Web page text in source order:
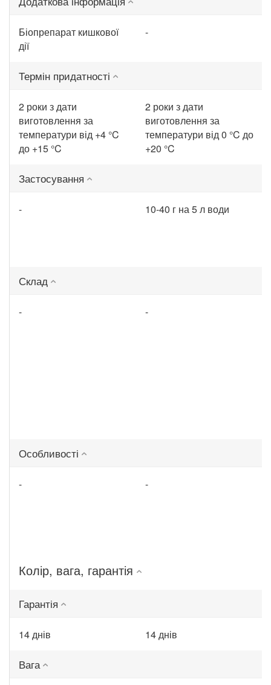
Біопрепарат кишкової
дії
-
Термін придатності
2 роки з дати
виготовлення за
температури від +4 °C
до +15 °C
2 роки з дати
виготовлення за
температури від 0 °C до
+20 °C
Застосування
- 10-40 г на 5 л води
Склад
- -
Особливості
- -
Колір, вага, гарантія
Гарантія
14 днів 14 днів
Вага